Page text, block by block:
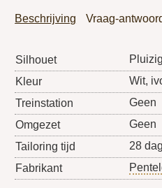
Beschrijving Vraag-
Silhouet
Kleur
Wit,
Treinstation
Geen
Omgezet
Geen
Tailoring tijd
28
Fabrikant